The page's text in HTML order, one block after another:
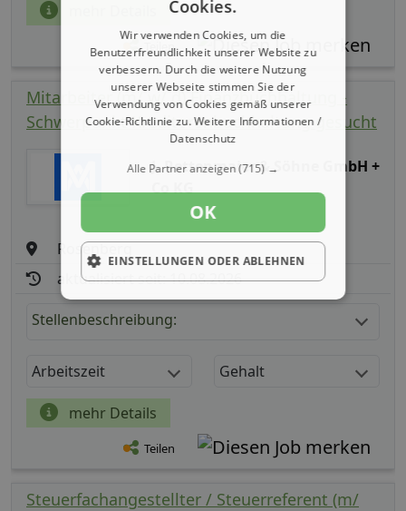
Teilen
Mitarbeiter (m/ w/ d) Finanzbuchhaltung -
Schwerpunkt Kreditorenbuchhaltung gesucht
J. Rettenmaier & Söhne GmbH +
Co KG
Rosenberg
aktualisiert seit: 10.08.2026
Stellenbeschreibung:
Arbeitszeit Gehalt
mehr Details
Teilen
Steuerfachangestellter / Steuerreferent (m/
Cookies.
Wir verwenden Cookies, um die
Benutzerfreundlichkeit unserer Website zu
verbessern. Durch die weitere Nutzung
unserer Webseite stimmen Sie der
Verwendung von Cookies gemäß unserer
Cookie-Richtlinie zu.Weitere Informationen /
Datenschutz
Alle Partner anzeigen(715) →
OK
EINSTELLUNGEN ODER ABLEHNEN